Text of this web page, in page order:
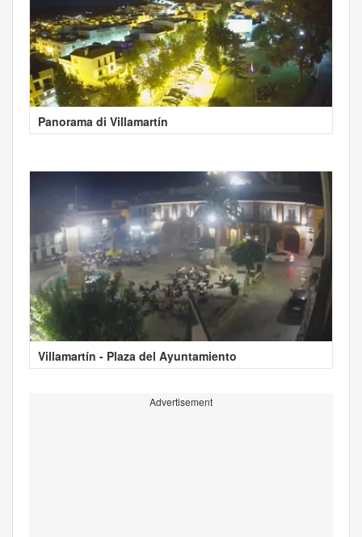
Panorama di Villamartín
Villamartín - Plaza del Ayuntamiento
Advertisement